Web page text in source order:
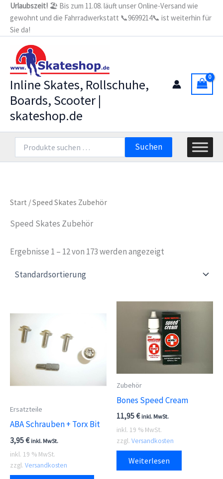
Zum
Inhalt
springen
Urlaubszeit! 🏖️ Bis zum 11.08. läuft unser Online-Versand wie
gewohnt und die Fahrradwerkstatt 📞9699214📞 ist weiterhin für
Sie da!
Inline Skates, Rollschuhe,
Boards, Scooter |
skateshop.de
nach:
Suchen
Start / Speed Skates Zubehör
Speed Skates Zubehör
Ergebnisse 1 – 12 von 173 werden angezeigt
Ersatzteile
ABA Schrauben + Torx Bit
3,95€ inkl. MwSt.
inkl. 19 % MwSt.
zzgl. Versandkosten
Zubehör
Bones Speed Cream
11,95€ inkl. MwSt.
inkl. 19 % MwSt.
zzgl. Versandkosten
Weiterlesen